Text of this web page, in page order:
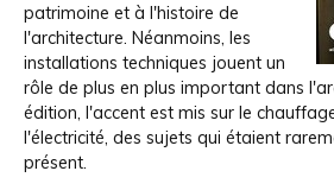
patrimoine et à l'histoire de
l'architecture. Néanmoins, les
installations techniques jouent un
rôle de plus en plus important dans
édition, l'accent est mis sur le
l'électricité, des sujets qui étaient
présent.